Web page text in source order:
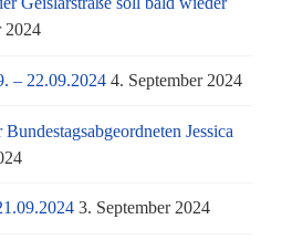
2024
– 22.09.2024 4. September 2024
Jessica
3. September 2024